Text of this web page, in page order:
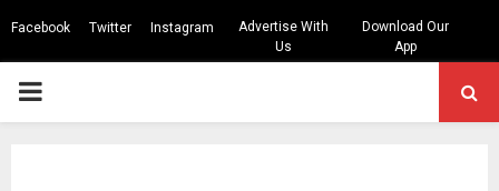
Facebook Twitter Instagram
Advertise With
Us
Download Our
App
PRIMARY